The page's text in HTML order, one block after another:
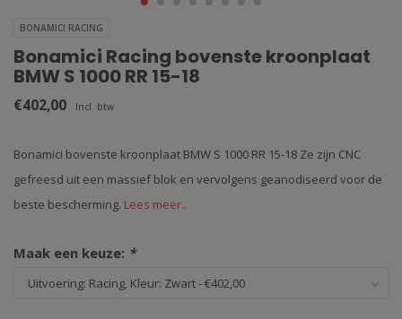
BONAMICI RACING
Bonamici Racing bovenste kroonplaat
BMW S 1000 RR 15-18
€402,00 Incl. btw
Bonamici bovenste kroonplaat BMW S 1000 RR 15-18 Ze zijn CNC
gefreesd uit een massief blok en vervolgens geanodiseerd voor de
beste bescherming. Lees meer..
Maak een keuze: *